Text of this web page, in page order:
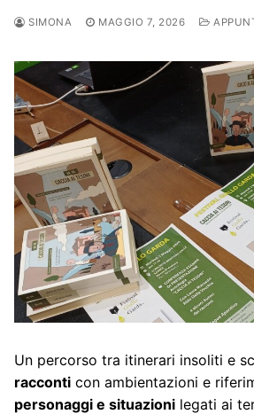
SIMONA MAGGIO 7, 2026
Un percorso tra itinerari insoliti e
racconti con ambientazioni e
personaggi e situazioni legati ai